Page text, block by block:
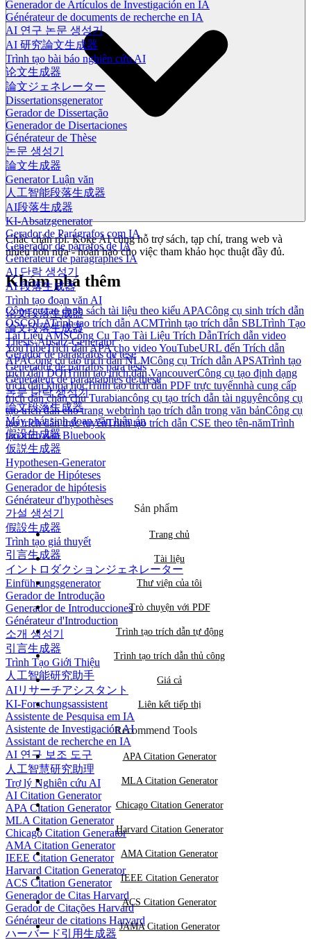
Generador de Artículos de Investigación en IA
Générateur de documents de recherche en IA
AI 연구 논문 생성기
AI 研究論文生成器
Trình tạo bài báo nghiên cứu AI
论文生成器
論文ジェネレーター
Dissertationsgenerator
Gerador de Dissertação
Generador de Disertaciones
Générateur de Thèse
논문 생성기
論文生成器
Generator Luận văn
人工智能段落生成器
AI段落生成器
KI-Absatzgenerator
Gerador de Parágrafos com IA
Generador de párrafos de IA
Générateur de paragraphes IA
AI 단락 생성기
AI 段落生成器
Trình tạo đoạn văn AI
论文段落生成器
論文段落生成器
Thesis-Absatz-Generator
Gerador de parágrafos de tese
Generador de párrafos para tesis
Générateur de paragraphes de thèse
논문 단락 생성기
論文段落生成器
Máy phát sinh đoạn văn luận án
假设生成器
仮説生成器
Hypothesen-Generator
Gerador de Hipóteses
Generador de hipótesis
Générateur d'hypothèses
가설 생성기
假設生成器
Trình tạo giả thuyết
引言生成器
イントロダクションジェネレーター
Einführungsgenerator
Gerador de Introdução
Generador de Introducciones
Générateur d'Introduction
소개 생성기
引言生成器
Trình Tạo Giới Thiệu
人工智能研究助手
AIリサーチアシスタント
KI-Forschungsassistent
Assistente de Pesquisa em IA
Asistente de Investigación AI
Assistant de recherche en IA
AI 연구 보조 도구
人工智慧研究助理
Trợ lý Nghiên cứu AI
AI Citation Generator
APA Citation Generator
MLA Citation Generator
Chicago Citation Generator
AMA Citation Generator
IEEE Citation Generator
Harvard Citation Generator
ACS Citation Generator
Generador de Citas Harvard
Gerador de Citações Harvard
Générateur de citations Harvard
ハーバード引用生成器
Chắc chắn rồi. Koke AI cũng hỗ trợ sách, tạp chí, trang web và
nhiều hơn nữa - hoàn hảo cho việc tham khảo học thuật đầy đủ.
Khám phá thêm
Công cụ tạo danh sách tài liệu theo kiểu APACông cụ sinh trích dẫn
OSCOLATrình tạo trích dẫn ACMTrình tạo trích dẫn SBLTrình Tạo
Tài Liệu AMSCông Cụ Tạo Tài Liệu Trích DẫnTrích dẫn video
YouTubeTrích dẫn APA cho video YouTubeURL đến Trích dẫn
APACông cụ tạo trích dẫn NLMCông cụ Trích dẫn APSATrình tạo
trích dẫn DOITrình tạo trích dẫn VancouverCông cụ tạo định dạng
trích dẫn khoa họcTrình tạo trích dẫn PDF trực tuyếnnhà cung cấp
trích dẫn chân chú Turabiancông cụ tạo trích dẫn tài nguyêncông cụ
tạo trích dẫn cho trang webtrình tạo trích dẫn trong văn bảnCông cụ
tạo trích dẫn trực tuyếnTrình tạo trích dẫn CSE theo tên-nămTrình
tạo trích dẫn Bluebook
Sản phẩm
Trang chủ
Tài liệu
Thư viện của tôi
Trò chuyện với PDF
Trình tạo trích dẫn tự động
Trình tạo trích dẫn thủ công
Giá cả
Liên kết tiếp thị
Recommend Tools
APA Citation Generator
MLA Citation Generator
Chicago Citation Generator
Harvard Citation Generator
AMA Citation Generator
IEEE Citation Generator
ACS Citation Generator
JAMA Citation Generator